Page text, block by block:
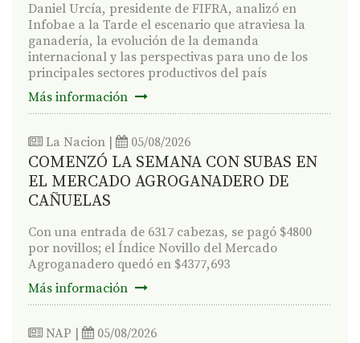
Daniel Urcía, presidente de FIFRA, analizó en
Infobae a la Tarde el escenario que atraviesa la
ganadería, la evolución de la demanda
internacional y las perspectivas para uno de los
principales sectores productivos del país
Más información
La Nacion 05/08/2026
COMENZÓ LA SEMANA CON SUBAS EN
EL MERCADO AGROGANADERO DE
CAÑUELAS
Con una entrada de 6317 cabezas, se pagó $4800
por novillos; el Índice Novillo del Mercado
Agroganadero quedó en $4377,693
Más información
NAP 05/08/2026